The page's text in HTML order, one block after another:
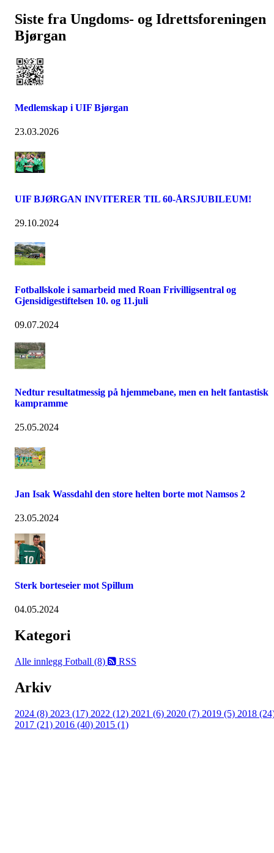
Siste fra Ungdoms- og Idrettsforeningen
Bjørgan
Medlemskap i UIF Bjørgan
23.03.2026
UIF BJØRGAN INVITERER TIL 60-ÅRSJUBILEUM!
29.10.2024
Fotballskole i samarbeid med Roan Frivilligsentral og
Gjensidigestiftelsen 10. og 11.juli
09.07.2024
Nedtur resultatmessig på hjemmebane, men en helt fantastisk
kampramme
25.05.2024
Jan Isak Wassdahl den store helten borte mot Namsos 2
23.05.2024
Sterk borteseier mot Spillum
04.05.2024
Kategori
Alle innlegg Fotball (8) RSS
Arkiv
2024 (8) 2023 (17) 2022 (12) 2021 (6) 2020 (7) 2019 (5) 2018
2017 (21) 2016 (40) 2015 (1)